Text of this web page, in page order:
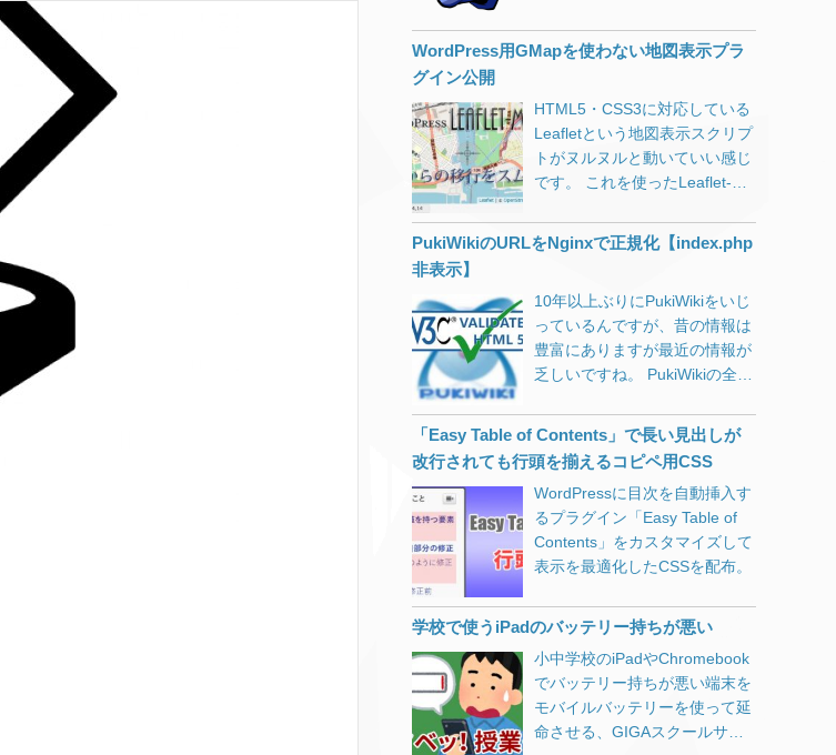
悪意のある人がその入力フォー
ムをこっそり変えてしまうこと
が入力した大事な情報が盗まれ
るのです。 2024年10月3日、タ
リーズコーヒーが発表したとこ
ろによると、約5万3000件のク
ティコードが漏れてしまった可
口は10年以上前からあるのに、
最近でも被害が後を絶ちませ
ん。私たちも、オンラインでカ
ード情報を入力する時は、特に
情報を守るために、しっかり気
をつけましょう。 ↑ AIに生成さ
いてます。 漏洩した可能性があ
る情報は以下のように非常に深
刻なものです。 漏洩した可能性
がある情報 個人情報 ・氏名 ・
月日 ・メールアドレス ・ログ
インID ・ログインパスワード
・配送先情報 クレジットカード
情報 ・クレジットカード番号
・カード名義人名 ・有効期限
WordPress用GMapを使わない地図表示プラ
グイン公開
HTML5・CSS3に対応している
Leafletという地図表示スクリプ
トがヌルヌルと動いていい感じ
です。 これを使ったLeaflet-
グインがあり、喜んで使ってみ
たのですが、場所を登録するの
のマップに一つのマーカーを表
示するのに特化した、
LatLng（経度緯度）を意識しな
いでもいいGUIタイプのプラグ
ましたので、良かったらお使い
ください。 地図タイルは
OpenStreetMapまたは地理院地
図に対応しています。 readme
に書き忘れてしまいましたが、
マップ表示のショートコードは
[lmap]で表示されます。（エル
マップではありません） WP
必須leaflet-
mapper.zip（WordPress用MAP
登録プラグイン） Download
WordPress公式サイト 当サイト
PukiWikiのURLをNginxで正規化【index.php
非表示】
10年以上ぶりにPukiWikiをいじ
っているんですが、昔の情報は
豊富にありますが最近の情報が
乏しいですね。 PukiWikiの全盛
でしたので仕方ないのかもしれ
ませんが。 PukiWikiの
index.php無しでURLを統一す
る URLの正規化としてまず、
http://example.com/
http://www.example.com/
https://www.example.com/ これ
リダイレクトしました。 これに
にserverディレクティブを追加
して、return 301～といった感
じです。（ここでは詳細は割愛
します） これで完璧！と思いつ
「Easy Table of Contents」で長い見出しが
改行されても行頭を揃えるコピペ用CSS
WordPressに目次を自動挿入す
るプラグイン「Easy Table of
Contents」をカスタマイズして
表示を最適化したCSSを配布。
学校で使うiPadのバッテリー持ちが悪い
小中学校のiPadやChromebook
でバッテリー持ちが悪い端末を
モバイルバッテリーを使って延
命させる、GIGAスクールサポ